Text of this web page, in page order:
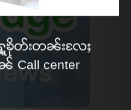
ႁူ့ၶိုတ်းတၼ်းလႄႈ
Call center